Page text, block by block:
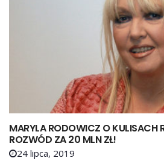
MARYLA RODOWICZ O KULISACH
ROZWÓD ZA 20 MLN ZŁ!
24 lipca, 2019